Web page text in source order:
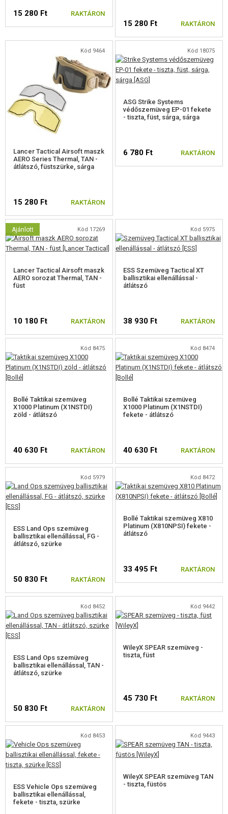
RÁDIÓS, FEJHALLGATÓ, KAMERÁK
PÓTALKATRÉSZEK FEGYVEREKHEZ
FEGYVER JAVÍTÁS ÉS KARBANTARTÁS
ÖNVÉDELMI FELSZERELÉSEK, KÉPZÉS, KÉSEK
OUTDOOR, BUSHCRAFT
ÉPÍTŐKÉSZLETEK, MODELLEK
REKLÁM TÁRGYAK
SÉRÜLT, HASZNÁLT ÁRUK
HÍREK
15 280 Ft RAKTÁRON
15 280 Ft RAKTÁRON
Kód 9464
Lancer Tactical Airsoft maszk
AERO Series Thermal, TAN -
átlátszó, füstszürke, sárga
15 280 Ft RAKTÁRON
Kód 18075
ASG Strike Systems
védőszemüveg EP-01 fekete
- tiszta, füst, sárga, sárga
6 780 Ft RAKTÁRON
Ajánlott Kód 17269
Lancer Tactical Airsoft maszk
AERO sorozat Thermal, TAN -
füst
10 180 Ft RAKTÁRON
Kód 5975
ESS Szemüveg Tactical XT
ballisztikai ellenállással -
átlátszó
38 930 Ft RAKTÁRON
Kód 8475
Bollé Taktikai szemüveg
X1000 Platinum (X1NSTDI)
zöld - átlátszó
40 630 Ft RAKTÁRON
Kód 8474
Bollé Taktikai szemüveg
X1000 Platinum (X1NSTDI)
fekete - átlátszó
40 630 Ft RAKTÁRON
Kód 5979
ESS Land Ops szemüveg
ballisztikai ellenállással, FG -
átlátszó, szürke
50 830 Ft RAKTÁRON
Kód 8472
Bollé Taktikai szemüveg X810
Platinum (X810NPSI) fekete -
átlátszó
33 495 Ft RAKTÁRON
Kód 8452
ESS Land Ops szemüveg
ballisztikai ellenállással, TAN -
átlátszó, szürke
50 830 Ft RAKTÁRON
Kód 9442
WileyX SPEAR szemüveg -
tiszta, füst
45 730 Ft RAKTÁRON
Kód 8453
ESS Vehicle Ops szemüveg
ballisztikai ellenállással,
fekete - tiszta, szürke
Kód 9443
WileyX SPEAR szemüveg TAN
- tiszta, füstös